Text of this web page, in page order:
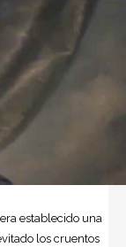
establecido una
los cruentos